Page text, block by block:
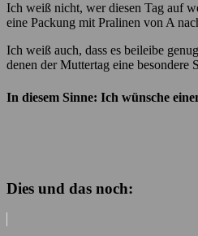
Ich weiß nicht, wer diesen Tag auf
eine Packung mit Pralinen von A
Ich weiß auch, dass es beileibe
denen der Muttertag eine besondere
In diesem Sinne: Ich wünsche
Dies und das noch: